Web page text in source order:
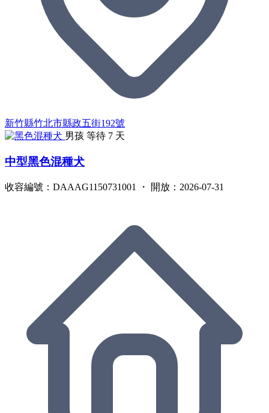
新竹縣竹北市縣政五街192號
男孩 等待 7 天
中型黑色混種犬
收容編號：DAAAG1150731001 ・ 開放：2026-07-31